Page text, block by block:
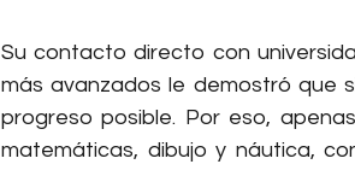
Su contacto directo con
más avanzados le demostró que
progreso posible. Por eso,
matemáticas, dibujo y náutica,